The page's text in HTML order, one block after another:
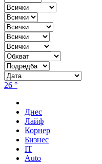
26 °
Днес
Лайф
Корнер
Бизнес
IT
Auto